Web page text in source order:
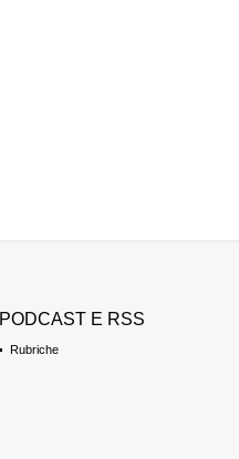
giornalista
PODCAST E RSS
Rubriche